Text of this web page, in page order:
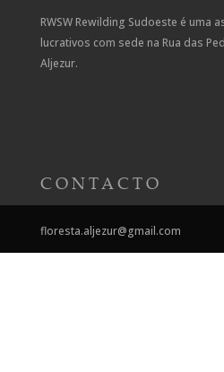
RWSW Rewilding Sudoeste é uma
lucrativos com sede na Rua das
Aljezur.
CONTACTO
floresta.aljezur@gmail.com